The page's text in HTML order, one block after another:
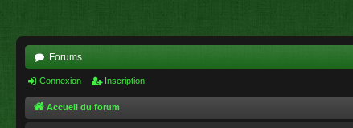
Forums
Connexion Inscription
Accueil du forum